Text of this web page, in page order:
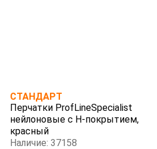
СТАНДАРТ
Перчатки ProfLineSpecialist
нейлоновые с Н-покрытием,
красный
Наличие: 37158